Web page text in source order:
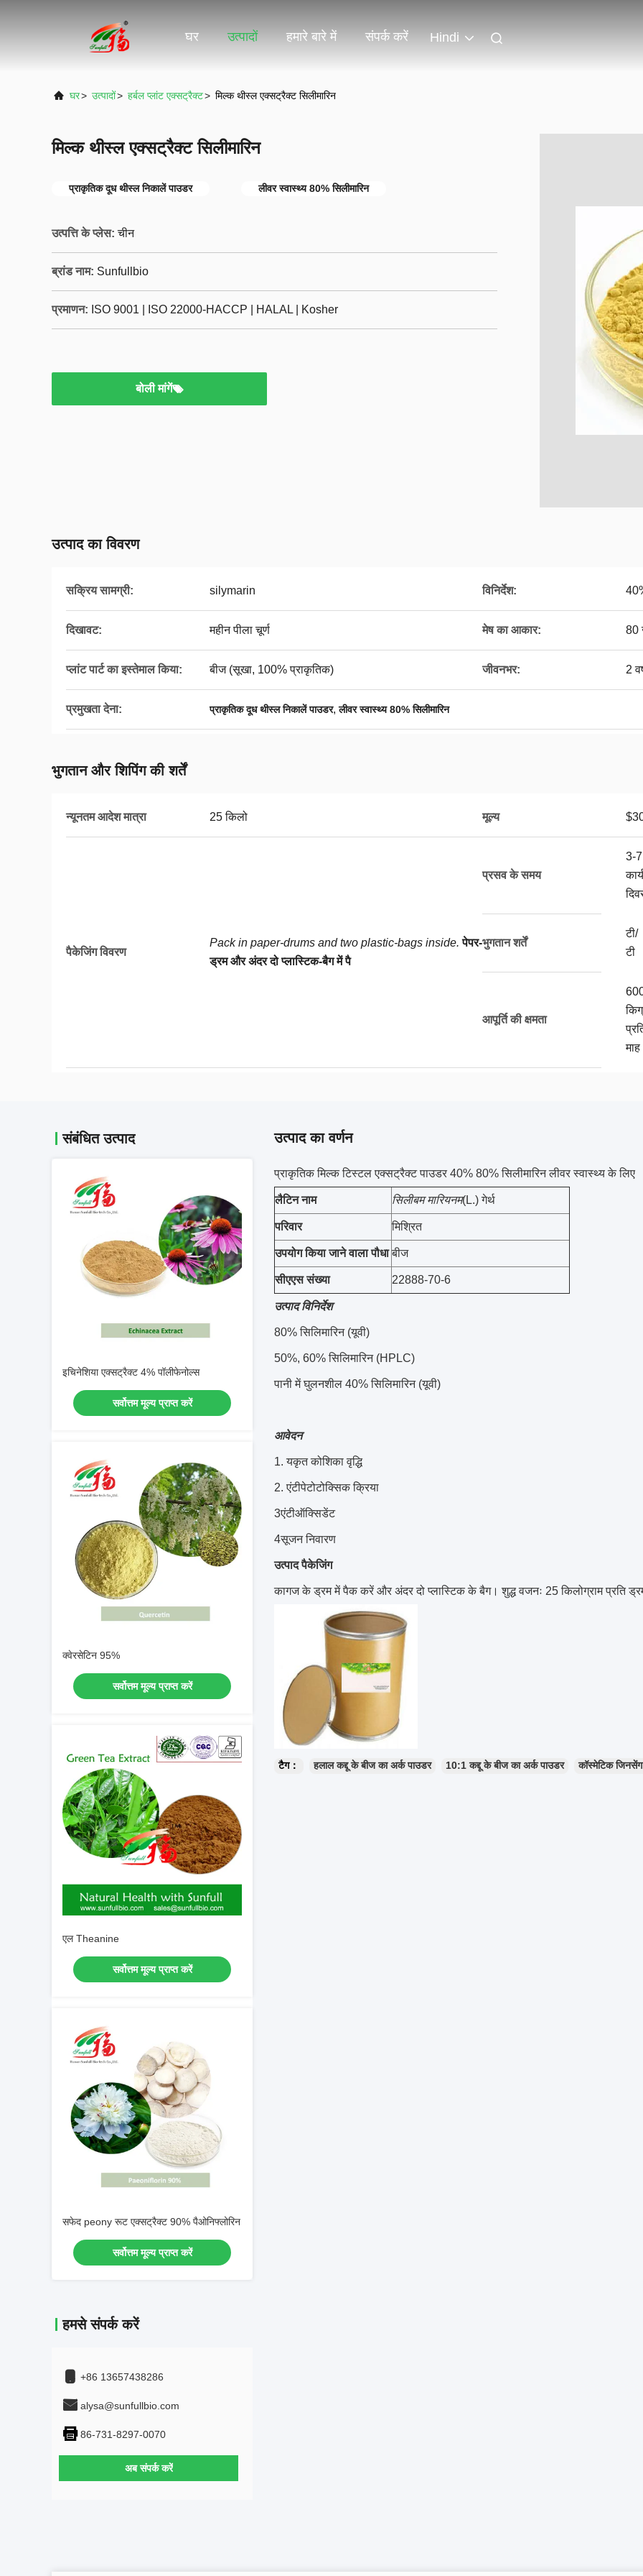
घर उत्पादों हमारे बारे में संपर्क करें Hindi
घर> उत्पादों> हर्बल प्लांट एक्सट्रैक्ट> मिल्क थीस्ल एक्सट्रैक्ट सिलीमारिन
मिल्क थीस्ल एक्सट्रैक्ट सिलीमारिन
प्राकृतिक दूध थीस्ल निकालें पाउडर लीवर स्वास्थ्य 80% सिलीमारिन
उत्पत्ति के प्लेस: चीन
ब्रांड नाम: Sunfullbio
प्रमाणन: ISO 9001 | ISO 22000-HACCP | HALAL | Kosher
बोली मांगें
उत्पाद का विवरण
सक्रिय सामग्री: silymarin विनिर्देश:
दिखावट: महीन पीला चूर्ण मेष का आकार: 80
प्लांट पार्ट का इस्तेमाल किया: बीज (सूखा, 100% प्राकृतिक) जीवनभर: 2
प्रमुखता देना: प्राकृतिक दूध थीस्ल निकालें पाउडर,लीवर स्वास्थ्य 80% सिलीमारिन
भुगतान और शिपिंग की शर्तें
न्यूनतम आदेश मात्रा 25 किलो मूल्य
पैकेजिंग विवरण
Pack in paper-drums and two plastic-bags inside. पेपर-
ड्रम और अंदर दो प्लास्टिक-बैग में पै
प्रसव के समय
3-7
कार्य
भुगतान शर्तें
टी/
टी
आपूर्ति की क्षमता
माह
संबंधित उत्पाद
इचिनेशिया एक्सट्रैक्ट 4% पॉलीफेनोल्स
सर्वोत्तम मूल्य प्राप्त करें
क्वेरसेटिन 95%
सर्वोत्तम मूल्य प्राप्त करें
एल Theanine
सर्वोत्तम मूल्य प्राप्त करें
सफेद peony रूट एक्सट्रैक्ट 90% पैओनिफ्लोरिन
सर्वोत्तम मूल्य प्राप्त करें
हमसे संपर्क करें
+86 13657438286
alysa@sunfullbio.com
86-731-8297-0070
अब संपर्क करें
उत्पाद का वर्णन
प्राकृतिक मिल्क टिस्टल एक्सट्रैक्ट पाउडर 40% 80% सिलीमारिन लीवर स्वास्थ्य के लिए
लैटिन नाम सिलीबम मारियनम(L.) गेर्थ
परिवार मिश्रित
उपयोग किया जाने वाला पौधा बीज
सीएएस संख्या 22888-70-6
उत्पाद विनिर्देश
80% सिलिमारिन (यूवी)
50%, 60% सिलिमारिन (HPLC)
पानी में घुलनशील 40% सिलिमारिन (यूवी)
आवेदन
1. यकृत कोशिका वृद्धि
2. एंटीपेटोटोक्सिक क्रिया
3एंटीऑक्सिडेंट
4सूजन निवारण
उत्पाद पैकेजिंग
कागज के ड्रम में पैक करें और अंदर दो प्लास्टिक के बैग। शुद्ध वजनः 25 किलोग्राम प्रति
टैग： हलाल कद्दू के बीज का अर्क पाउडर 10:1 कद्दू के बीज का अर्क पाउडर कॉस्मेटिक